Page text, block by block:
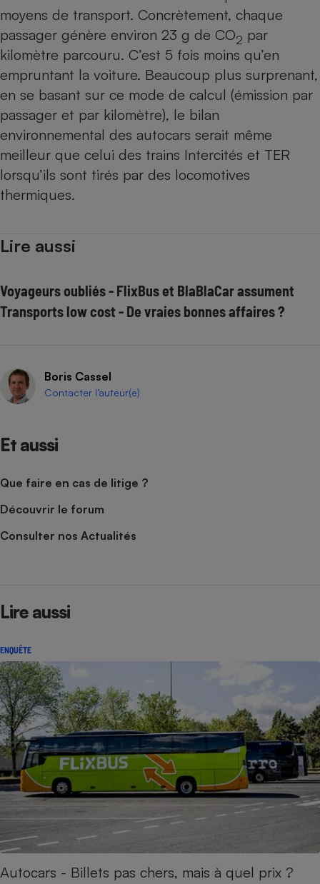
moyens de transport. Concrètement, chaque
passager génère environ 23 g de CO2 par
kilomètre parcouru. C’est 5 fois moins qu’en
empruntant la voiture. Beaucoup plus surprenant,
en se basant sur ce mode de calcul (émission par
passager et par kilomètre), le bilan
environnemental des autocars serait même
meilleur que celui des trains Intercités et TER
lorsqu’ils sont tirés par des locomotives
thermiques.
Lire aussi
Voyageurs oubliés - FlixBus et BlaBlaCar assument
Transports low cost - De vraies bonnes affaires ?
Boris Cassel
Contacter l’auteur(e)
Et aussi
Que faire en cas de litige ?
Découvrir le forum
Consulter nos Actualités
Lire aussi
ENQUÊTE
Autocars - Billets pas chers, mais à quel prix ?